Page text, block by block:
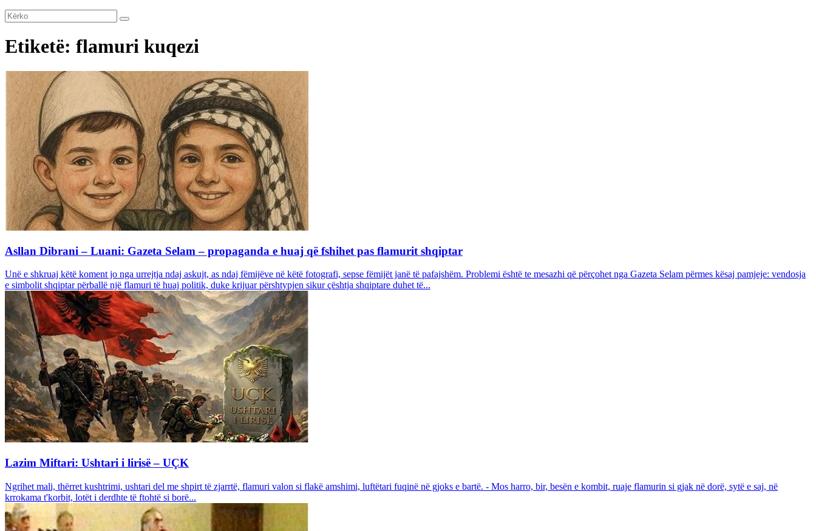
Etiketë: flamuri kuqezi
Asllan Dibrani – Luani: Gazeta Selam – propaganda e huaj që fshihet pas flamurit shqiptar
Unë e shkruaj këtë koment jo nga urrejtja ndaj askujt, as ndaj fëmijëve në këtë fotografi, sepse fëmijët janë të pafajshëm. Problemi është te mesazhi që përçohet nga Gazeta Selam përmes kësaj pamjeje: vendosja
e simbolit shqiptar përballë një flamuri të huaj politik, duke krijuar përshtypjen sikur çështja shqiptare duhet të...
Lazim Miftari: Ushtari i lirisë – UÇK
Ngrihet mali, thërret kushtrimi, ushtari del me shpirt të zjarrtë, flamuri valon si flakë amshimi, luftëtari fuqinë në gjoks e bartë. - Mos harro, bir, besën e kombit, ruaje flamurin si gjak në dorë, sytë e saj, në
krrokama t'korbit, lotët i derdhte të ftohtë si borë...